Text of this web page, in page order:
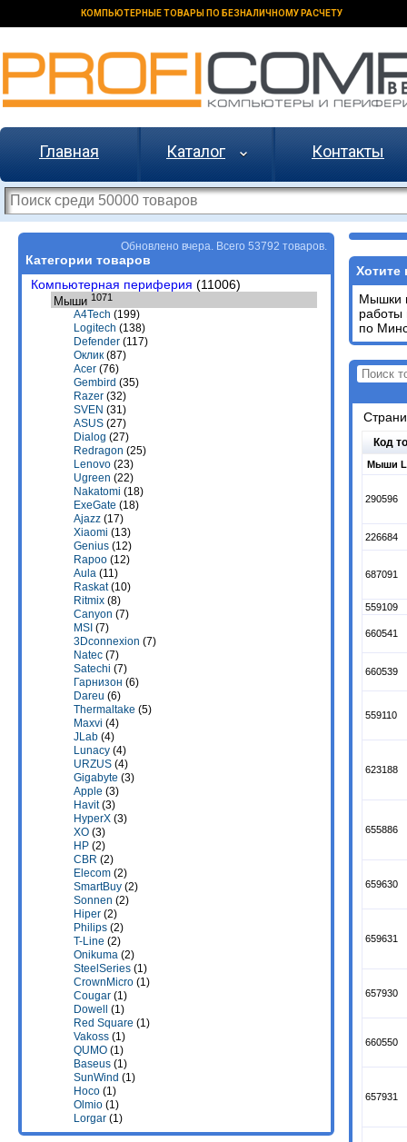
КОМПЬЮТЕРНЫЕ ТОВАРЫ ПО БЕЗНАЛИЧНОМУ РАСЧЕТУ
Главная Каталог Контакты
Обновлено вчера. Всего 53792 товаров.
Категории товаров
Компьютерная периферия (11006)
Мыши 1071
A4Tech (199)
Logitech (138)
Defender (117)
Оклик (87)
Acer (76)
Gembird (35)
Razer (32)
SVEN (31)
ASUS (27)
Dialog (27)
Redragon (25)
Lenovo (23)
Ugreen (22)
Nakatomi (18)
ExeGate (18)
Ajazz (17)
Xiaomi (13)
Genius (12)
Rapoo (12)
Aula (11)
Raskat(10)
Ritmix (8)
Canyon (7)
MSI (7)
3Dconnexion (7)
Natec (7)
Satechi (7)
Гарнизон (6)
Dareu (6)
Thermaltake (5)
Maxvi (4)
JLab (4)
Lunacy (4)
URZUS (4)
Gigabyte (3)
Apple (3)
Havit(3)
HyperX (3)
XO (3)
HP (2)
CBR (2)
Elecom (2)
SmartBuy (2)
Sonnen (2)
Hiper (2)
Philips (2)
T-Line (2)
Onikuma (2)
SteelSeries (1)
CrownMicro (1)
Cougar (1)
Dowell
(1)
Red Square (1)
Vakoss (1)
QUMO (1)
Baseus (1)
SunWind (1)
Hoco (1)
Olmio (1)
Lorgar (1)
Хотите
Мышки
работы
по
Код
Мыши
290596
226684
687091
559109
660541
660539
559110
623188
655886
659630
659631
657930
660550
657931